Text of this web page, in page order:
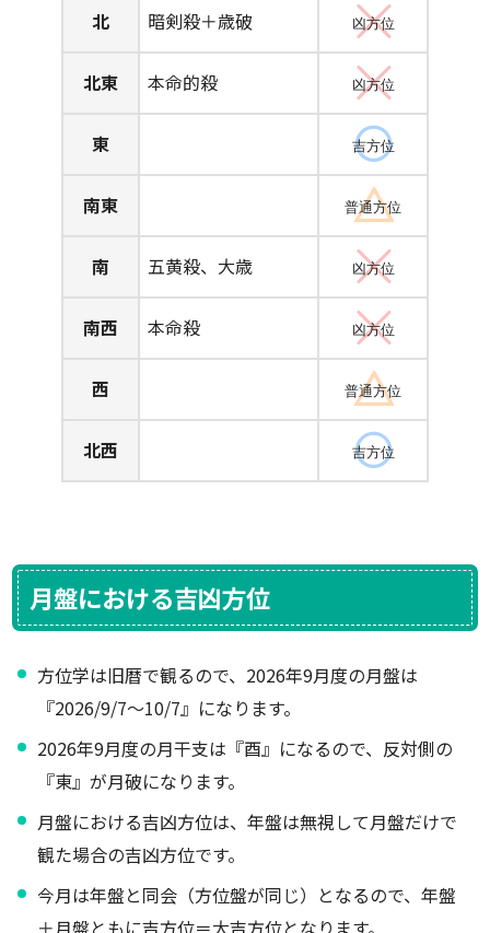
北 暗剣殺＋歳破 凶方位
北東 本命的殺 凶方位
東 吉方位
南東 普通方位
南 五黄殺、大歳 凶方位
南西 本命殺 凶方位
西 普通方位
北西 吉方位
月盤における吉凶方位
方位学は旧暦で観るので、2026年9月度の月盤は
『2026/9/7～10/7』になります。
2026年9月度の月干支は『酉』になるので、反対側の
『東』が月破になります。
月盤における吉凶方位は、年盤は無視して月盤だけで
観た場合の吉凶方位です。
今月は年盤と同会（方位盤が同じ）となるので、年盤
＋月盤ともに吉方位＝大吉方位となります。